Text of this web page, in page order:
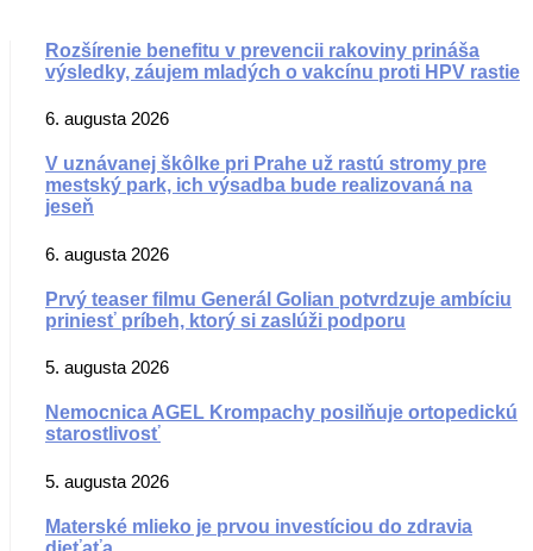
Rozšírenie benefitu v prevencii rakoviny prináša
výsledky, záujem mladých o vakcínu proti HPV rastie
6. augusta 2026
V uznávanej škôlke pri Prahe už rastú stromy pre
mestský park, ich výsadba bude realizovaná na
jeseň
6. augusta 2026
Prvý teaser filmu Generál Golian potvrdzuje ambíciu
priniesť príbeh, ktorý si zaslúži podporu
5. augusta 2026
Nemocnica AGEL Krompachy posilňuje ortopedickú
starostlivosť
5. augusta 2026
Materské mlieko je prvou investíciou do zdravia